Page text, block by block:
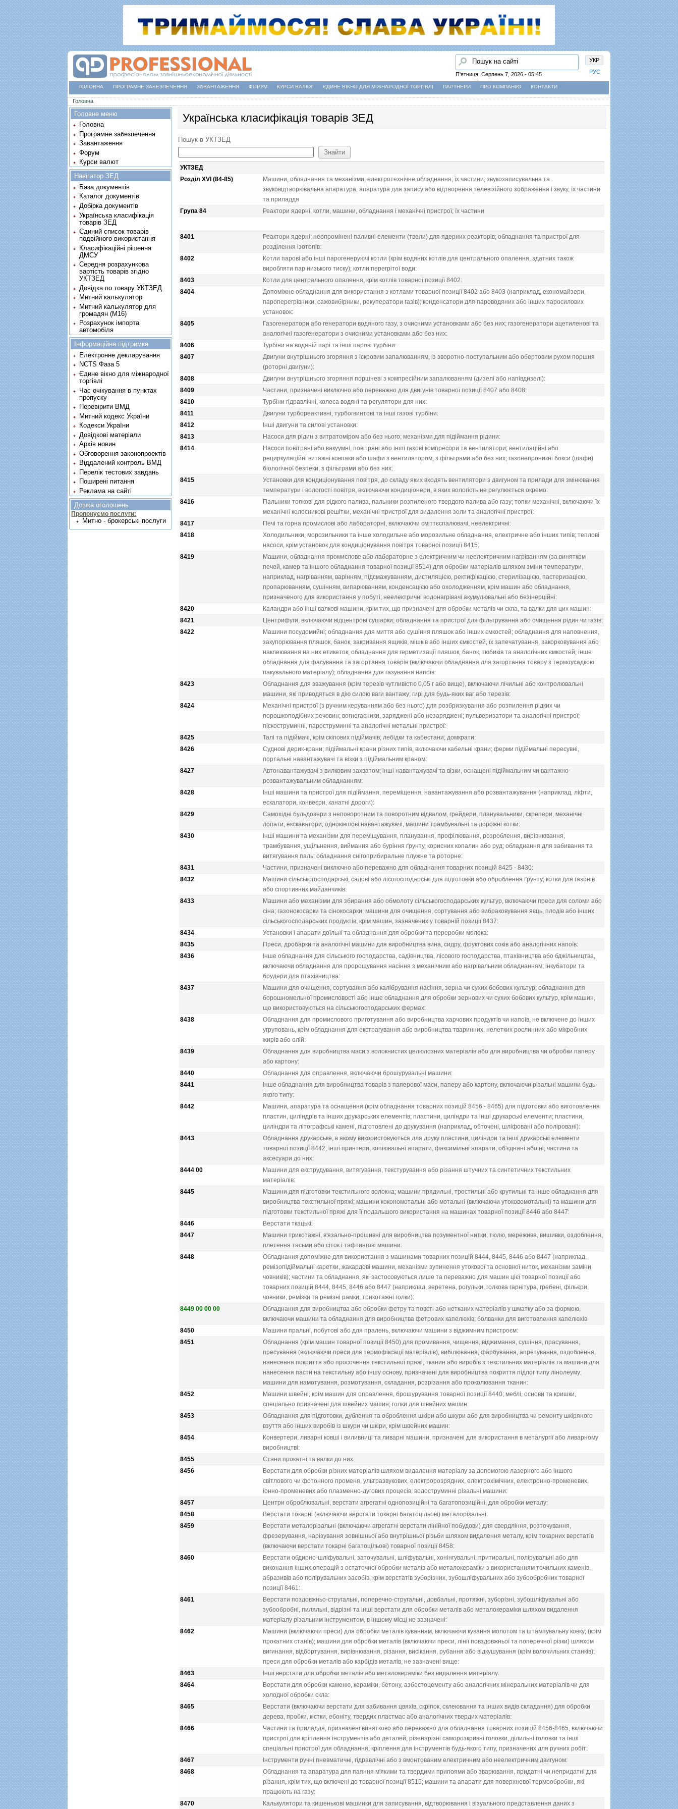
УКР
РУС
Пошук
П'ятниця, Серпень 7, 2026 - 05:45
ГОЛОВНА ПРОГРАМНЕ ЗАБЕЗПЕЧЕННЯ ЗАВАНТАЖЕННЯ ФОРУМ КУРСИ ВАЛЮТ ЄДИНЕ ВІКНО ДЛЯ МІЖНАРОДНОЇ ТОРГІВЛІ ПАРТНЕРИ ПРО КОМПАНІЮ КОНТАКТИ
Ви є тут
Головна
Українська класифікація товарів ЗЕД
Пошук в УКТЗЕД
УКТЗЕД
Розділ XVI (84-85)
Машини, обладнання та механiзми; електротехнiчне обладнання; їх частини; звукозаписувальна та
звуковiдтворювальна апаратура, апаратура для запису або вiдтворення телевiзiйного зображення i звуку, їх частини
та приладдя
Група 84
Реактори ядернi, котли, машини, обладнання i механiчнi пристрої; їх частини
8401
Реактори ядернi; неопромiненi паливнi елементи (твели) для ядерних реакторiв; обладнання та пристрої для
роздiлення iзотопiв:
8402
Котли паровi або iншi парогенеруючi котли (крiм водяних котлiв для центрального опалення, здатних також
виробляти пар низького тиску); котли перегрiтої води:
8403
Котли для центрального опалення, крiм котлiв товарної позицiї 8402:
8404
Допомiжне обладнання для використання з котлами товарної позицiї 8402 або 8403 (наприклад, економайзери,
пароперегрiвники, сажовибiрники, рекуператори газiв); конденсатори для пароводяних або iнших паросилових
установок:
8405
Газогенератори або генератори водяного газу, з очисними установками або без них; газогенератори ацетиленовi та
аналогiчнi газогенератори з очисними установками або без них:
8406
Турбiни на водянiй парi та iншi паровi турбiни:
8407
Двигуни внутрiшнього згоряння з iскровим запалюванням, iз зворотно-поступальним або обертовим рухом поршня
(роторнi двигуни):
8408
Двигуни внутрiшнього згоряння поршневi з компресiйним запалюванням (дизелi або напiвдизелi):
8409
Частини, призначенi виключно або переважно для двигунiв товарної позицiї 8407 або 8408:
8410
Турбiни гiдравлiчнi, колеса водянi та регулятори для них:
8411
Двигуни турбореактивнi, турбогвинтовi та iншi газовi турбiни:
8412
Iншi двигуни та силовi установки:
8413
Насоси для рiдин з витратомiром або без нього; механiзми для пiдiймання рiдини:
8414
Насоси повiтрянi або вакуумнi, повiтрянi або iншi газовi компресори та вентилятори; вентиляцiйнi або
рециркуляцiйнi витяжнi ковпаки або шафи з вентилятором, з фiльтрами або без них; газонепроникнi бокси (шафи)
бiологiчної безпеки, з фiльтрами або без них:
8415
Установки для кондицiонування повiтря, до складу яких входять вентилятори з двигуном та прилади для змiнювання
температури i вологостi повiтря, включаючи кондицiонери, в яких вологiсть не регулюється окремо:
8416
Пальники топковi для рiдкого палива, пальники розпиленого твердого палива або газу; топки механiчнi, включаючи їх
механiчнi колосниковi решiтки, механiчнi пристрої для видалення золи та аналогiчнi пристрої:
8417
Печi та горна промисловi або лабораторнi, включаючи смiттєспалювачi, неелектричнi:
8418
Холодильники, морозильники та iнше холодильне або морозильне обладнання, електричне або iнших типiв; тепловi
насоси, крiм установок для кондицiонування повiтря товарної позицiї 8415:
8419
Машини, обладнання промислове або лабораторне з електричним чи неелектричним нагрiванням (за винятком
печей, камер та iншого обладнання товарної позицiї 8514) для обробки матерiалiв шляхом змiни температури,
наприклад, нагрiванням, варiнням, пiдсмажуванням, дистиляцiєю, ректифiкацiєю, стерилiзацiєю, пастеризацiєю,
пропарюванням, сушiнням, випарюванням, конденсацiєю або охолодженням, крiм машин або обладнання,
призначеного для використання у побутi; неелектричнi водонагрiвачi акумулювальнi або безiнерцiйнi:
8420
Каландри або iншi валковi машини, крiм тих, що призначенi для обробки металiв чи скла, та валки для цих машин:
8421
Центрифуги, включаючи вiдцентровi сушарки; обладнання та пристрої для фiльтрування або очищення рiдин чи газiв:
8422
Машини посудомийнi; обладнання для миття або сушiння пляшок або iнших ємкостей; обладнання для наповнення,
закупорювання пляшок, банок, закривання ящикiв, мiшкiв або iнших ємкостей, їх запечатування, закорковування або
наклеювання на них етикеток; обладнання для герметизацiї пляшок, банок, тюбикiв та аналогiчних ємкостей; iнше
обладнання для фасування та загортання товарiв (включаючи обладнання для загортання товару з термоусадкою
пакувального матерiалу); обладнання для газування напоїв:
8423
Обладнання для зважування (крiм терезiв чутливiстю 0,05 г або вище), включаючи лiчильнi або контролювальнi
машини, якi приводяться в дiю силою ваги вантажу; гирi для будь-яких ваг або терезiв:
8424
Механiчнi пристрої (з ручним керуванням або без нього) для розбризкування або розпилення рiдких чи
порошкоподiбних речовин; вогнегасники, зарядженi або незарядженi; пульверизатори та аналогiчнi пристрої;
пiскоструминнi, пароструминнi та аналогiчнi метальнi пристрої:
8425
Талi та пiдiймачi, крiм скiпових пiдiймачiв; лебiдки та кабестани; домкрати:
8426
Судновi дерик-крани; пiдiймальнi крани рiзних типiв, включаючи кабельнi крани; ферми пiдiймальнi пересувнi,
портальнi навантажувачi та вiзки з пiдiймальним краном:
8427
Автонавантажувачi з вилковим захватом; iншi навантажувачi та вiзки, оснащенi пiдiймальним чи вантажно-
розвантажувальним обладнанням:
8428
Iншi машини та пристрої для пiдiймання, перемiщення, навантажування або розвантажування (наприклад, лiфти,
ескалатори, конвеєри, канатнi дороги):
8429
Самохiднi бульдозери з неповоротним та поворотним вiдвалом, грейдери, планувальники, скрепери, механiчнi
лопати, екскаватори, однокiвшовi навантажувачi, машини трамбувальнi та дорожнi котки:
8430
Iншi машини та механiзми для перемiщування, планування, профiлювання, розроблення, вирiвнювання,
трамбування, ущiльнення, виймання або бурiння ґрунту, корисних копалин або руд; обладнання для забивання та
витягування паль; обладнання снiгоприбиральне плужне та роторне:
8431
Частини, призначенi виключно або переважно для обладнання товарних позицiй 8425 - 8430:
8432
Машини сiльськогосподарськi, садовi або лiсогосподарськi для пiдготовки або оброблення ґрунту; котки для газонiв
або спортивних майданчикiв:
8433
Машини або механiзми для збирання або обмолоту сiльськогосподарських культур, включаючи преси для соломи або
сiна; газонокосарки та сiнокосарки; машини для очищення, сортування або вибраковування яєць, плодiв або iнших
сiльськогосподарських продуктiв, крiм машин, зазначених у товарнiй позицiї 8437:
8434
Установки i апарати доїльнi та обладнання для обробки та переробки молока:
8435
Преси, дробарки та аналогiчнi машини для виробництва вина, сидру, фруктових сокiв або аналогiчних напоїв:
8436
Iнше обладнання для сiльського господарства, садiвництва, лiсового господарства, птахiвництва або бджiльництва,
включаючи обладнання для пророщування насiння з механiчним або нагрiвальним обладнанням; iнкубатори та
брудери для птахiвництва:
8437
Машини для очищення, сортування або калiбрування насiння, зерна чи сухих бобових культур; обладнання для
борошномельної промисловостi або iнше обладнання для обробки зернових чи сухих бобових культур, крiм машин,
що використовуються на сiльськогосподарських фермах:
8438
Обладнання для промислового приготування або виробництва харчових продуктiв чи напоїв, не включене до iнших
угруповань, крiм обладнання для екстрагування або виробництва тваринних, нелетких рослинних або мiкробних
жирiв або олiй:
8439
Обладнання для виробництва маси з волокнистих целюлозних матерiалiв або для виробництва чи обробки паперу
або картону:
8440
Обладнання для оправлення, включаючи брошурувальнi машини:
8441
Iнше обладнання для виробництва товарiв з паперової маси, паперу або картону, включаючи рiзальнi машини будь-
якого типу:
8442
Машини, апаратура та оснащення (крiм обладнання товарних позицiй 8456 - 8465) для пiдготовки або виготовлення
пластин, цилiндрiв та iнших друкарських елементiв; пластини, цилiндри та iншi друкарськi елементи; пластини,
цилiндри та лiтографськi каменi, пiдготовленi до друкування (наприклад, обточенi, шлiфованi або полiрованi):
8443
Обладнання друкарське, в якому використовуються для друку пластини, цилiндри та iншi друкарськi елементи
товарної позицiї 8442; iншi принтери, копiювальнi апарати, факсимiльнi апарати, об'єднанi або нi; частини та
аксесуари до них:
8444 00
Машини для екструдування, витягування, текстурування або рiзання штучних та синтетичних текстильних
матерiалiв:
8445
Машини для пiдготовки текстильного волокна; машини прядильнi, тростильнi або крутильнi та iнше обладнання для
виробництва текстильної пряжi; машини кокономотальнi або мотальнi (включаючи утоковомотальнi) та машини для
пiдготовки текстильної пряжi для її подальшого використання на машинах товарної позицiї 8446 або 8447:
8446
Верстати ткацькi:
8447
Машини трикотажнi, в'язально-прошивнi для виробництва позументної нитки, тюлю, мережива, вишивки, оздоблення,
плетення тасьми або сiток i тафтинговi машини:
8448
Обладнання допомiжне для використання з машинами товарних позицiй 8444, 8445, 8446 або 8447 (наприклад,
ремiзопiдiймальнi каретки, жакардовi машини, механiзми зупинення утокової та основної ниток, механiзми замiни
човникiв); частини та обладнання, якi застосовуються лише та переважно для машин цiєї товарної позицiї або
товарних позицiй 8444, 8445, 8446 або 8447 (наприклад, веретена, рогульки, голкова гарнiтура, гребенi, фiльєри,
човники, ремiзки та ремiзнi рамки, трикотажнi голки):
8449 00 00 00
Обладнання для виробництва або обробки фетру та повстi або нетканих матерiалiв у шматку або за формою,
включаючи машини та обладнання для виробництва фетрових капелюхiв; болванки для виготовлення капелюхiв
8450
Машини пральнi, побутовi або для пралень, включаючи машини з вiджимним пристроєм:
8451
Обладнання (крiм машин товарної позицiї 8450) для промивання, чищення, вiджимання, сушiння, прасування,
пресування (включаючи преси для термофiксацiї матерiалiв), вибiлювання, фарбування, апретування, оздоблення,
нанесення покриття або просочення текстильної пряжi, тканин або виробiв з текстильних матерiалiв та машини для
нанесення пасти на текстильну або iншу основу, призначенi для виробництва покриття пiдлог типу лiнолеуму;
машини для намотування, розмотування, складання, розрiзання або проколювання тканин:
8452
Машини швейнi, крiм машин для оправлення, брошурування товарної позицiї 8440; меблi, основи та кришки,
спецiально призначенi для швейних машин; голки для швейних машин:
8453
Обладнання для пiдготовки, дублення та оброблення шкiри або шкури або для виробництва чи ремонту шкiряного
взуття або iнших виробiв iз шкури чи шкiри, крiм швейних машин:
8454
Конвертери, ливарнi ковшi i виливницi та ливарнi машини, призначенi для використання в металургiї або ливарному
виробництвi:
8455
Стани прокатнi та валки до них:
8456
Верстати для обробки рiзних матерiалiв шляхом видалення матерiалу за допомогою лазерного або iншого
свiтлового чи фотонного променя, ультразвукових, електророзрядних, електрохiмiчних, електронно-променевих,
iонно-променевих або плазменно-дугових процесiв; водоструминнi рiзальнi машини:
8457
Центри оброблювальнi, верстати агрегатнi однопозицiйнi та багатопозицiйнi, для обробки металу:
8458
Верстати токарнi (включаючи верстати токарнi багатоцiльовi) металорiзальнi:
8459
Верстати металорiзальнi (включаючи агрегатнi верстати лiнiйної побудови) для свердлiння, розточування,
фрезерування, нарiзування зовнiшньої або внутрiшньої рiзьби шляхом видалення металу, крiм токарних верстатiв
(включаючи верстати токарнi багатоцiльовi) товарної позицiї 8458:
8460
Верстати обдирно-шлiфувальнi, заточувальнi, шлiфувальнi, хонiнгувальнi, притиральнi, полiрувальнi або для
виконання iнших операцiй з остаточної обробки металiв або металокерамiки з використанням точильних каменiв,
абразивiв або полiрувальних засобiв, крiм верстатiв зуборiзних, зубошлiфувальних або зубообробних товарної
позицiї 8461:
8461
Верстати поздовжньо-стругальнi, поперечно-стругальнi, довбальнi, протяжнi, зуборiзнi, зубошлiфувальнi або
зубообробнi, пиляльнi, вiдрiзнi та iншi верстати для обробки металiв або металокерамiки шляхом видалення
матерiалу рiзальним iнструментом, в iншому мiсцi не зазначенi:
8462
Машини (включаючи преси) для обробки металiв куванням, включаючи кування молотом та штампувальну ковку; (крiм
прокатних станiв); машини для обробки металiв (включаючи преси, лiнiї повздовжньої та поперечної рiзки) шляхом
вигинання, вiдбортування, вирiвнювання, рiзання, висiкання, рубання або вiдкушування (крiм волочильних станкiв);
преси для обробки металiв або карбiдiв металiв, не зазначенi вище:
8463
Iншi верстати для обробки металiв або металокерамiки без видалення матерiалу:
8464
Верстати для обробки каменю, керамiки, бетону, азбестоцементу або аналогiчних мiнеральних матерiалiв чи для
холодної обробки скла:
8465
Верстати (включаючи верстати для забивання цвяхiв, скрiпок, склеювання та iнших видiв складання) для обробки
дерева, пробки, кiстки, ебонiту, твердих пластмас або аналогiчних твердих матерiалiв:
8466
Частини та приладдя, призначенi винятково або переважно для обладнання товарних позицiй 8456-8465, включаючи
пристрої для крiплення iнструментiв або деталей, рiзенарiзнi саморозкривнi головки, дiлильнi головки та iншi
спецiальнi пристрої для обладнання; крiплення для iнструментiв будь-якого типу, призначених для ручних робiт:
8467
Iнструменти ручнi пневматичнi, гiдравлiчнi або з вмонтованим електричним або неелектричним двигуном:
8468
Обладнання та апаратура для паяння м'якими та твердими припоями або зварювання, придатнi чи непридатнi для
рiзання, крiм тих, що включенi до товарної позицiї 8515; машини та апарати для поверхневої термообробки, якi
працюють на газу:
8470
Калькулятори та кишеньковi машинки для записування, вiдтворювання i вiзуального представлення даних з
Головне меню
Головна
Програмне забезпечення
Завантаження
Форум
Курси валют
Навігатор ЗЕД
База документів
Каталог документів
Добірка документів
Українська класифікація
товарів ЗЕД
Єдиний список товарів
подвійного використання
Класифікаційні рішення
ДМСУ
Середня розрахункова
вартість товарів згідно
УКТЗЕД
Довідка по товару УКТЗЕД
Митний калькулятор
Митний калькулятор для
громадян (М16)
Розрахунок імпорта
автомобіля
Інформаційна підтримка
Електронне декларування
NCTS Фаза 5
Єдине вікно для міжнародної
торгівлі
Час очікування в пунктах
пропуску
Перевірити ВМД
Митний кодекс України
Кодекси України
Довідкові матеріали
Архів новин
Обговорення законопроектів
Віддалений контроль ВМД
Перелік тестових завдань
Поширені питання
Реклама на сайті
Дошка оголошень
Пропонуємо послуги:
Митно - брокерські послуги